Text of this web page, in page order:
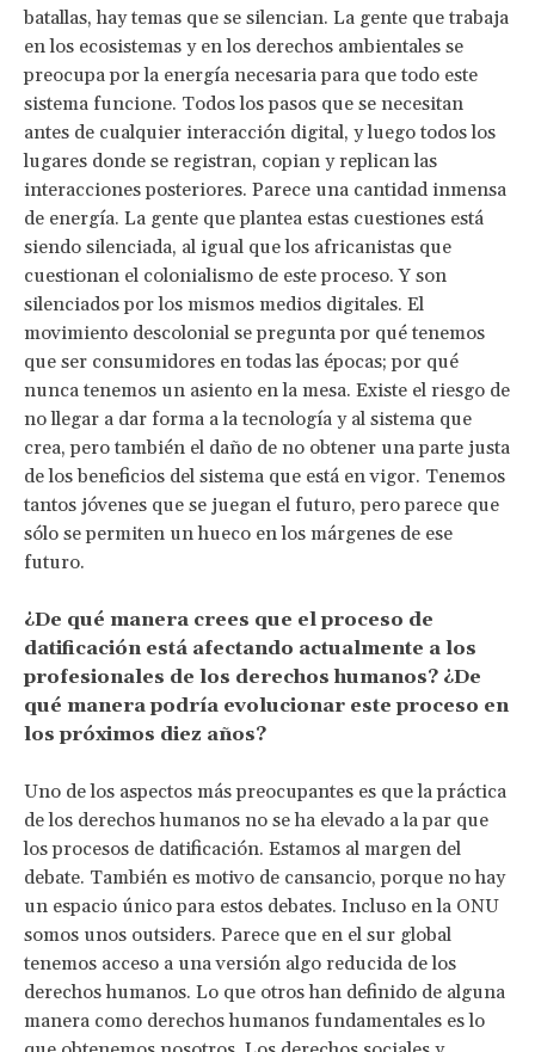
batallas, hay temas que se silencian. La gente que trabaja
en los ecosistemas y en los derechos ambientales se
preocupa por la energía necesaria para que todo este
sistema funcione. Todos los pasos que se necesitan
antes de cualquier interacción digital, y luego todos los
lugares donde se registran, copian y replican las
interacciones posteriores. Parece una cantidad inmensa
de energía. La gente que plantea estas cuestiones está
siendo silenciada, al igual que los africanistas que
cuestionan el colonialismo de este proceso. Y son
silenciados por los mismos medios digitales. El
movimiento descolonial se pregunta por qué tenemos
que ser consumidores en todas las épocas; por qué
nunca tenemos un asiento en la mesa. Existe el riesgo de
no llegar a dar forma a la tecnología y al sistema que
crea, pero también el daño de no obtener una parte justa
de los beneficios del sistema que está en vigor. Tenemos
tantos jóvenes que se juegan el futuro, pero parece que
sólo se permiten un hueco en los márgenes de ese
futuro.
¿De qué manera crees que el proceso de
datificación está afectando actualmente a los
profesionales de los derechos humanos? ¿De
qué manera podría evolucionar este proceso en
los próximos diez años?
Uno de los aspectos más preocupantes es que la práctica
de los derechos humanos no se ha elevado a la par que
los procesos de datificación. Estamos al margen del
debate. También es motivo de cansancio, porque no hay
un espacio único para estos debates. Incluso en la ONU
somos unos outsiders. Parece que en el sur global
tenemos acceso a una versión algo reducida de los
derechos humanos. Lo que otros han definido de alguna
manera como derechos humanos fundamentales es lo